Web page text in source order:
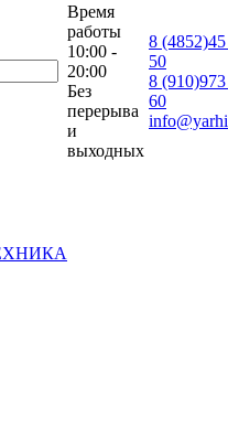
Время
работы
10:00 -
20:00
Без
перерыва
и
выходных
8
50
8
60